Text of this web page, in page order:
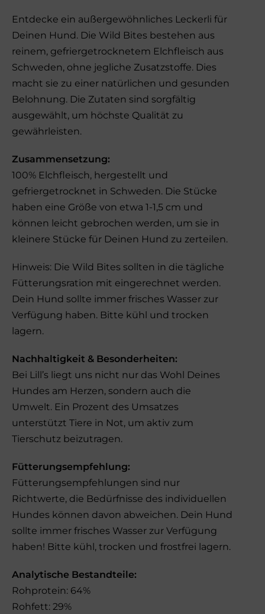
Entdecke ein außergewöhnliches Leckerli für
Deinen Hund. Die Wild Bites bestehen aus
reinem, gefriergetrocknetem Elchfleisch aus
Schweden, ohne jegliche Zusatzstoffe. Dies
macht sie zu einer natürlichen und gesunden
Belohnung. Die Zutaten sind sorgfältig
ausgewählt, um höchste Qualität zu
gewährleisten.
Zusammensetzung:
100% Elchfleisch, hergestellt und
gefriergetrocknet in Schweden. Die Stücke
haben eine Größe von etwa 1-1,5 cm und
können leicht gebrochen werden, um sie in
kleinere Stücke für Deinen Hund zu zerteilen.
Hinweis: Die Wild Bites sollten in die tägliche
Fütterungsration mit eingerechnet werden.
Dein Hund sollte immer frisches Wasser zur
Verfügung haben. Bitte kühl und trocken
lagern.
Nachhaltigkeit & Besonderheiten:
Bei Lill’s liegt uns nicht nur das Wohl Deines
Hundes am Herzen, sondern auch die
Umwelt. Ein Prozent des Umsatzes
unterstützt Tiere in Not, um aktiv zum
Tierschutz beizutragen.
Fütterungsempfehlung:
Fütterungsempfehlungen sind nur
Richtwerte, die Bedürfnisse des individuellen
Hundes können davon abweichen. Dein Hund
sollte immer frisches Wasser zur Verfügung
haben! Bitte kühl, trocken und frostfrei lagern.
Analytische Bestandteile:
Rohprotein: 64%
Rohfett: 29%